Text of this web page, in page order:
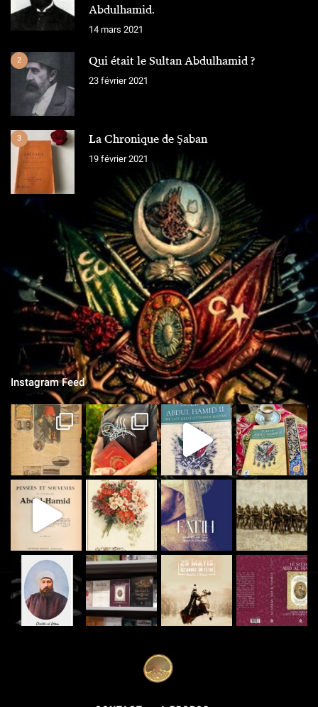
Abdulhamid.
14 mars 2021
2 Qui était le Sultan Abdulhamid ?
23 février 2021
3 La Chronique de Şaban
19 février 2021
L'ÉQUIPE
Chroniques Ottomanes
"Si je tombe sur le champ de bataille, qu'on grave sur la pierre,
qu'on ne vit que ce que nous réserve notre destin..."
Instagram Feed